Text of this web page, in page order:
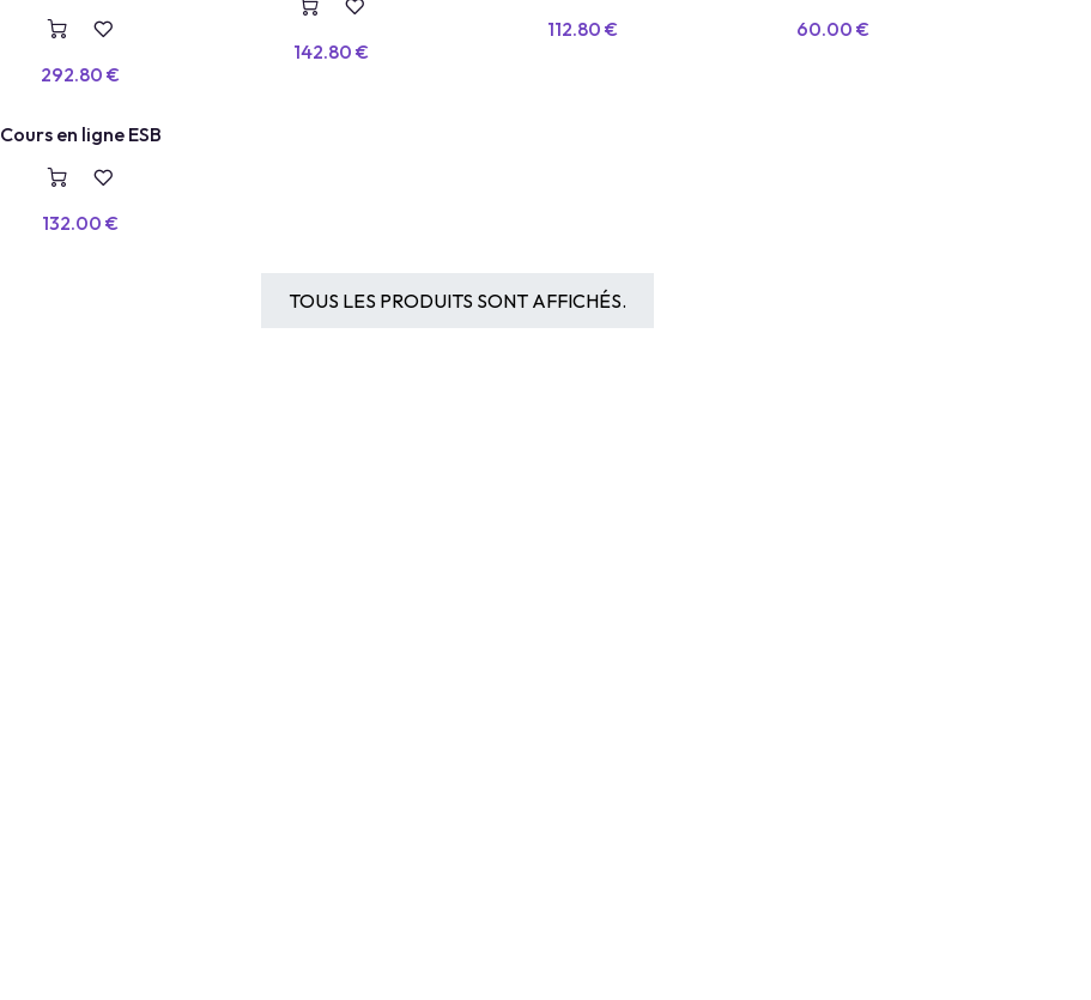
Intelligence Artificielle
292.80 €
142.80 €
112.80 € 60.00 €
COURS EN LIGNE
Cours en ligne ESB
132.00 €
TOUS LES PRODUITS SONT AFFICHÉS.